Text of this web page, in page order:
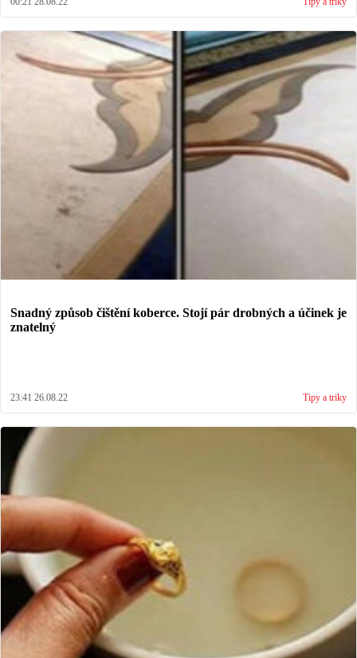
Snadný způsob čištění koberce. Stojí pár drobných a účinek je
znatelný
23:41 26.08.22 Tipy a triky